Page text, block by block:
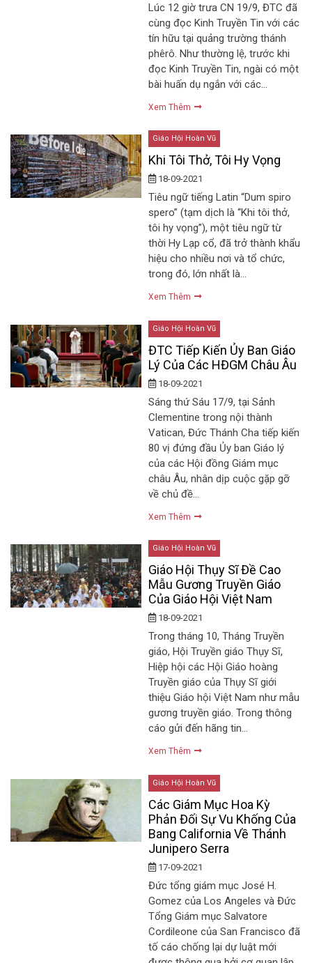
Lúc 12 giờ trưa CN 19/9, ĐTC đã
cùng đọc Kinh Truyền Tin với các
tín hữu tại quảng trường thánh
phêrô. Như thường lệ, trước khi
đọc Kinh Truyền Tin, ngài có một
bài huấn dụ ngắn với các…
Xem Thêm
Giáo Hội Hoàn Vũ
Khi Tôi Thở, Tôi Hy Vọng
18-09-2021
Tiêu ngữ tiếng Latin “Dum spiro
spero” (tạm dịch là “Khi tôi thở,
tôi hy vọng”), một tiêu ngữ từ
thời Hy Lạp cổ, đã trở thành khẩu
hiệu cho nhiều nơi và tổ chức,
trong đó, lớn nhất là…
Xem Thêm
Giáo Hội Hoàn Vũ
ĐTC Tiếp Kiến Ủy Ban Giáo
Lý Của Các HĐGM Châu Âu
18-09-2021
Sáng thứ Sáu 17/9, tại Sảnh
Clementine trong nội thành
Vatican, Đức Thánh Cha tiếp kiến
80 vị đứng đầu Ủy ban Giáo lý
của các Hội đồng Giám mục
châu Âu, nhân dịp cuộc gặp gỡ
về chủ đề…
Xem Thêm
Giáo Hội Hoàn Vũ
Giáo Hội Thụy Sĩ Đề Cao
Mẫu Gương Truyền Giáo
Của Giáo Hội Việt Nam
18-09-2021
Trong tháng 10, Tháng Truyền
giáo, Hội Truyền giáo Thụy Sĩ,
Hiệp hội các Hội Giáo hoàng
Truyền giáo của Thụy Sĩ giới
thiệu Giáo hội Việt Nam như mẫu
gương truyền giáo. Trong thông
cáo gửi đến hãng tin…
Xem Thêm
Giáo Hội Hoàn Vũ
Các Giám Mục Hoa Kỳ
Phản Đối Sự Vu Khống Của
Bang California Về Thánh
Junipero Serra
17-09-2021
Đức tổng giám mục José H.
Gomez của Los Angeles và Đức
Tổng Giám mục Salvatore
Cordileone của San Francisco đã
tố cáo chống lại dự luật mới